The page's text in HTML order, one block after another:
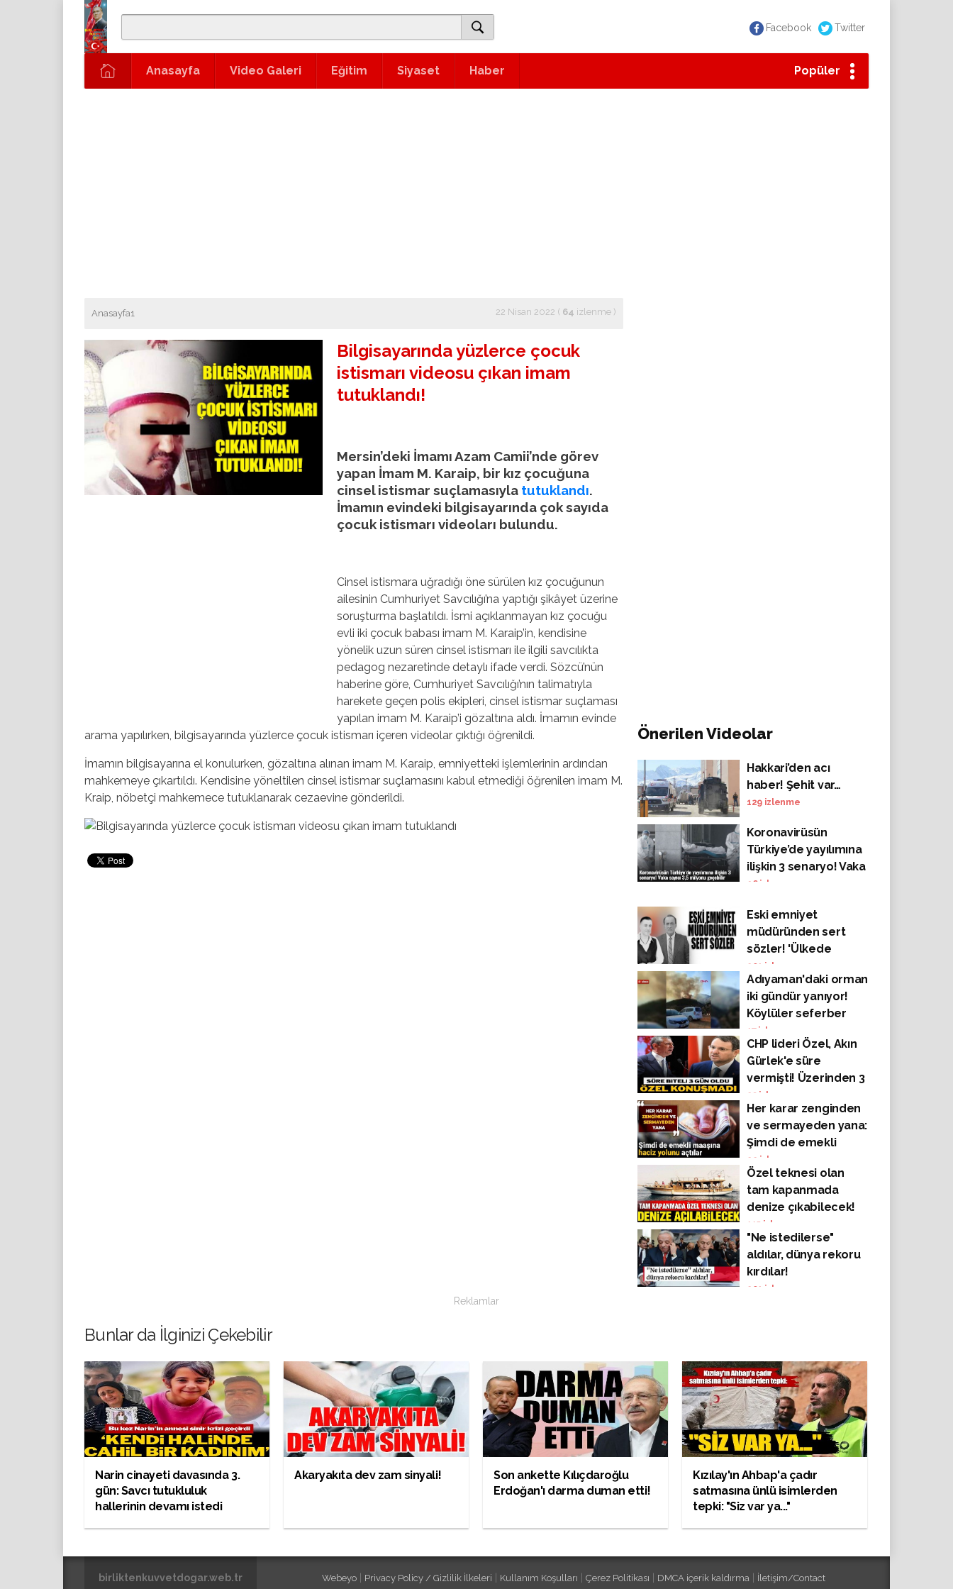
Facebook Twitter
Anasayfa Video Galeri Eğitim Siyaset Haber Popüler
Anasayfa1 22 Nisan 2022 ( 64 izlenme )
Bilgisayarında yüzlerce çocuk
istismarı videosu çıkan imam
tutuklandı!
Mersin’deki İmamı Azam Camii’nde görev
yapan İmam M. Karaip, bir kız çocuğuna
cinsel istismar suçlamasıyla tutuklandı.
İmamın evindeki bilgisayarında çok sayıda
çocuk istismarı videoları bulundu.
Cinsel istismara uğradığı öne sürülen kız çocuğunun
ailesinin Cumhuriyet Savcılığı’na yaptığı şikâyet üzerine
soruşturma başlatıldı. İsmi açıklanmayan kız çocuğu
evli iki çocuk babası imam M. Karaip’in, kendisine
yönelik uzun süren cinsel istismarı ile ilgili savcılıkta
pedagog nezaretinde detaylı ifade verdi. Sözcü’nün
haberine göre, Cumhuriyet Savcılığı’nın talimatıyla
harekete geçen polis ekipleri, cinsel istismar suçlaması
yapılan imam M. Karaip’i gözaltına aldı. İmamın evinde
arama yapılırken, bilgisayarında yüzlerce çocuk istismarı içeren videolar çıktığı öğrenildi.
İmamın bilgisayarına el konulurken, gözaltına alınan imam M. Karaip, emniyetteki işlemlerinin ardından
mahkemeye çıkartıldı. Kendisine yöneltilen cinsel istismar suçlamasını kabul etmediği öğrenilen imam M.
Kraip, nöbetçi mahkemece tutuklanarak cezaevine gönderildi.
Önerilen Videolar
Hakkari’den acı
haber! Şehit var…
129 izlenme
Koronavirüsün
Türkiye’de yayılımına
ilişkin 3 senaryo! Vaka
sayısı 3,5 milyonu
96 izlenme
Eski emniyet
müdüründen sert
sözler! 'Ülkede
mafya varsa ya siz
buna ortaksınız ya da
acemisiniz'
201 izlenme
Adıyaman'daki orman
iki gündür yanıyor!
Köylüler seferber
oldu
17izlenme
CHP lideri Özel, Akın
Gürlek'e süre
vermişti! Üzerinden 3
gün geçti 'resmi mal
varlığı bildirimi' henüz
gelmediği için
açıklama bekletiliyor
23 izlenme
Her karar zenginden
ve sermayeden yana:
Şimdi de emekli
maaşına haciz yolunu
açtılar
22 izlenme
Özel teknesi olan
tam kapanmada
denize çıkabilecek!
115 izlenme
"Ne istedilerse"
aldılar, dünya rekoru
kırdılar!
201 izlenme
Reklamlar
Bunlar da İlginizi Çekebilir
Narin cinayeti davasında 3.
gün: Savcı tutukluluk
hallerinin devamı istedi
Akaryakıta dev zam sinyali!
Son ankette Kılıçdaroğlu
Erdoğan'ı darma duman etti!
Kızılay'ın Ahbap'a çadır
satmasına ünlü isimlerden
tepki: "Siz var ya..."
birliktenkuvvetdogar.web.tr Webeyo| Privacy Policy / Gizlilik İlkeleri Kullanım Koşulları Çerez Politikası DMCA içerik kaldırma İletişim/Contact